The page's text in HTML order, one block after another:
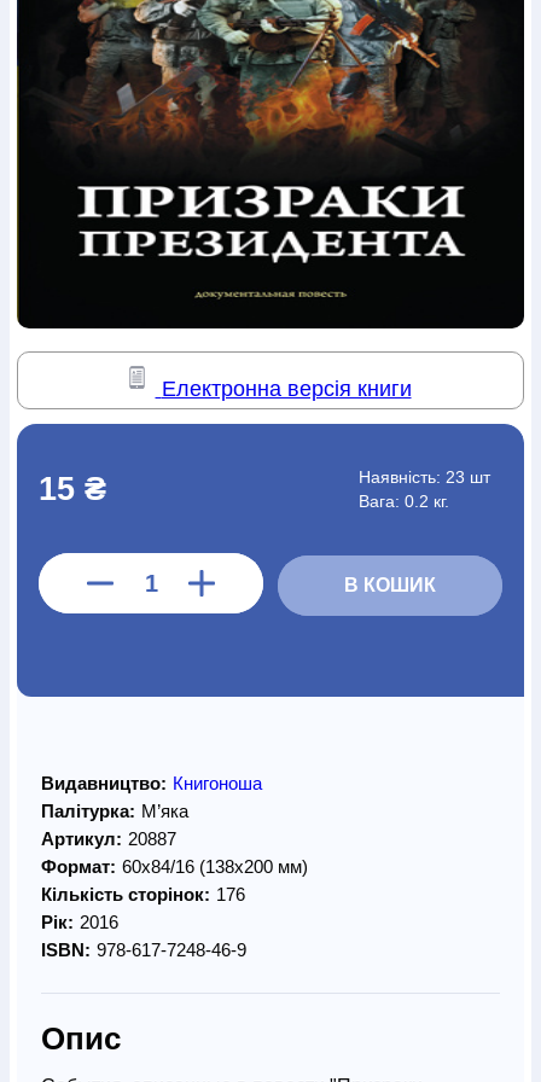
Богослов`яШлюб і сім`яЮдаїзм
Супутні товари
ПеріодикаАудіоРучки кульковіВідеоГалантерея
Закладки для книгФутболкиБрелокиСумки Біжутерія
БлокнотиЩоденники / щотижневикиВироби з дерева
Вироби з кераміки і глини
Вироби з срібла Картини
Міні-лампиНаклейкиНастільні ігри Пакети
подарунковіПлакатиПластмасові вироби Хустки
Подарункові карткиРозвиваючі ігриРепринтиСвічки
Канцелярскі товариКомп`ютерні ігри
ЛистівкиСувенирна продукціяГодинникиПазли
Книга в комплекті
За додатковою інформацією дзвоніть за номером:+38
Електронна версія книги
15 ₴ Наявність: 23 шт
Вага: 0.2 кг.
В КОШИК
Видавництво: Книгоноша
Палітурка: М’яка
Артикул: 20887
Формат: 60х84/16 (138х200 мм)
Кількість сторінок: 176
Рік: 2016
ISBN: 978-617-7248-46-9
Опис